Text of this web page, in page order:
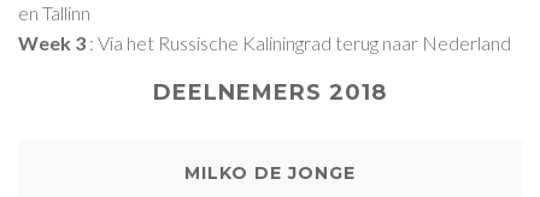
en Tallinn
Week 3 : Via het Russische Kaliningrad terug naar Nederland
DEELNEMERS 2018
MILKO DE JONGE